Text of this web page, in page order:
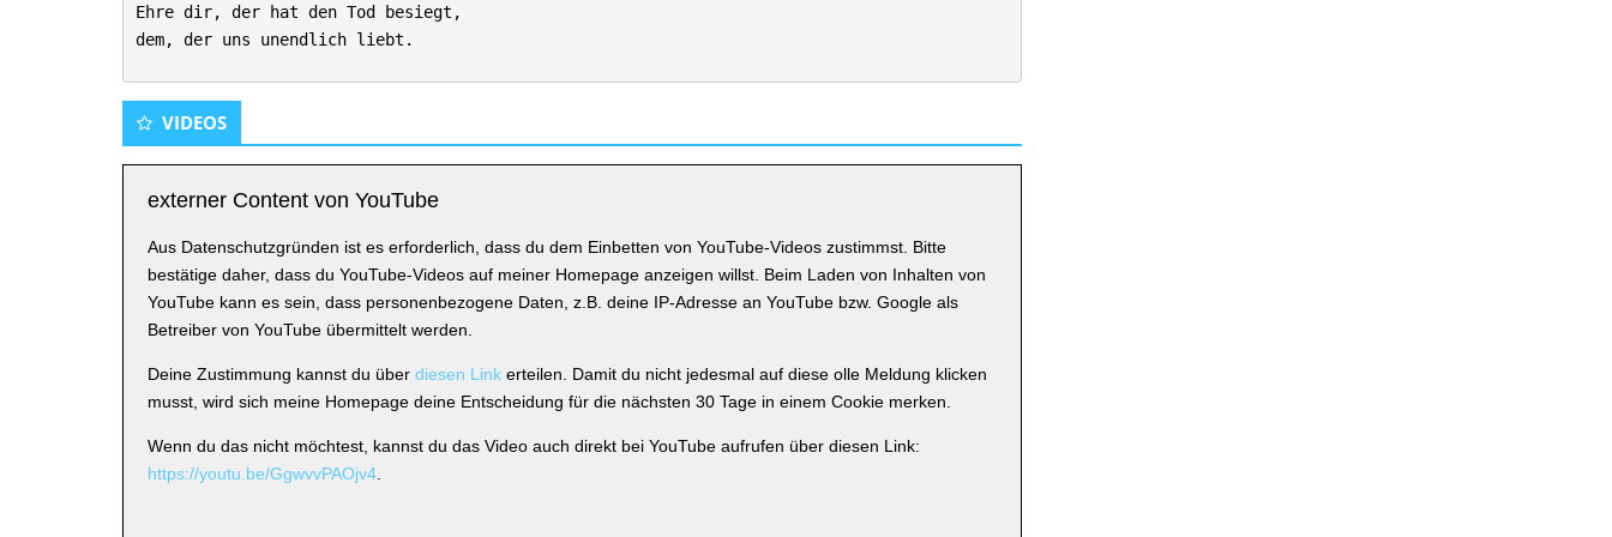
Ehre dir, der hat den Tod besiegt,
dem, der uns unendlich liebt.
VIDEOS
externer Content von YouTube
Aus Datenschutzgründen ist es erforderlich, dass du dem Einbetten von YouTube-Videos zustimmst. Bitte
bestätige daher, dass du YouTube-Videos auf meiner Homepage anzeigen willst. Beim Laden von Inhalten von
YouTube kann es sein, dass personenbezogene Daten, z.B. deine IP-Adresse an YouTube bzw. Google als
Betreiber von YouTube übermittelt werden.
Deine Zustimmung kannst du über diesen Link erteilen. Damit du nicht jedesmal auf diese olle Meldung klicken
musst, wird sich meine Homepage deine Entscheidung für die nächsten 30 Tage in einem Cookie merken.
Wenn du das nicht möchtest, kannst du das Video auch direkt bei YouTube aufrufen über diesen Link:
https://youtu.be/GgwvvPAOjv4